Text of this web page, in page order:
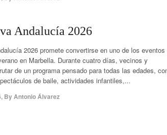
Andalucía 2026
2026 promete convertirse en uno de los eventos
en Marbella. Durante cuatro días, vecinos y
de un programa pensado para todas las edades,
de baile, actividades infantiles,...
, ByAntonio Álvarez